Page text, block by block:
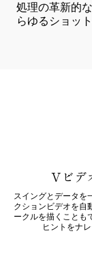
処理の革新的
らゆるショッ
Vビデ
スイングとデータを
クションビデオを自
ークルを描くことも
ヒントをナ